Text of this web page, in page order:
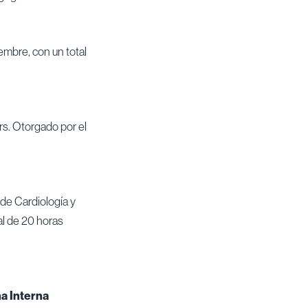
con un total
Otorgado por el
Cardiología y
de 20 horas
Interna